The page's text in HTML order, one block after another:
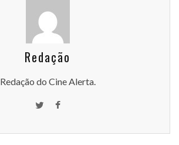
Redação
Redação do Cine Alerta.